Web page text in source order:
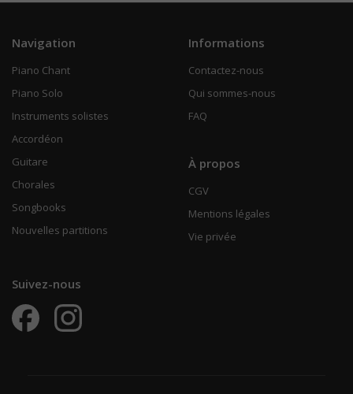
Navigation
Piano Chant
Piano Solo
Instruments solistes
Accordéon
Guitare
Chorales
Songbooks
Nouvelles partitions
Informations
Contactez-nous
Qui sommes-nous
FAQ
À propos
CGV
Mentions légales
Vie privée
Suivez-nous